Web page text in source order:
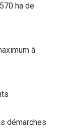
ha de
à
démarches